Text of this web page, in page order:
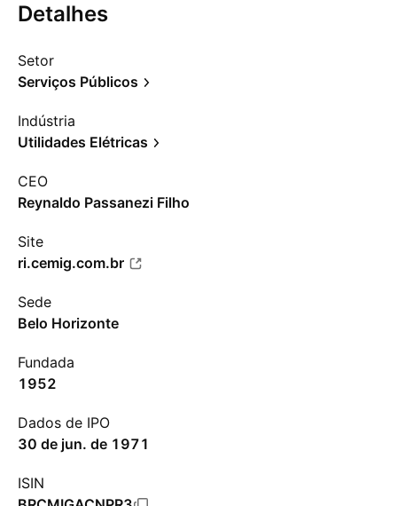
Detalhes
Setor
Serviços Públicos
Indústria
Utilidades Elétricas
CEO
Reynaldo Passanezi Filho
Site
ri.cemig.com.br
Sede
Belo Horizonte
Fundada
1952
Dados de IPO
30 de jun. de 1971
ISIN